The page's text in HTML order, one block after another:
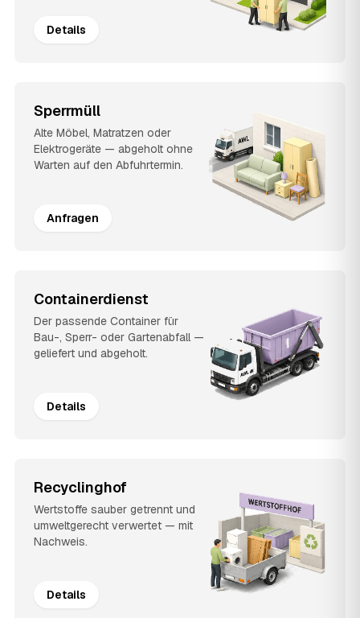
Details
Sperrmüll
Alte Möbel, Matratzen oder
Elektrogeräte — abgeholt ohne
Warten auf den Abfuhrtermin.
Anfragen
Containerdienst
Der passende Container für
Bau-, Sperr- oder Gartenabfall —
geliefert und abgeholt.
Details
Recyclinghof
Wertstoffe sauber getrennt und
umweltgerecht verwertet — mit
Nachweis.
Details